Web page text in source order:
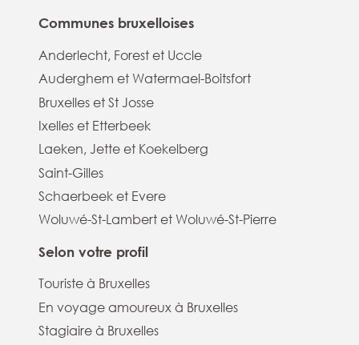
Communes bruxelloises
Anderlecht, Forest et Uccle
Auderghem et Watermael-Boitsfort
Bruxelles et St Josse
Ixelles et Etterbeek
Laeken, Jette et Koekelberg
Saint-Gilles
Schaerbeek et Evere
Woluwé-St-Lambert et Woluwé-St-Pierre
Selon votre profil
Touriste à Bruxelles
En voyage amoureux à Bruxelles
Stagiaire à Bruxelles